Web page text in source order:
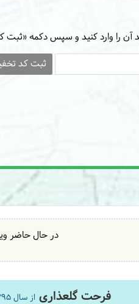
آن را وارد کنید و سپس دکمه «ثبت
ثبت کد
در حال حاضر
فرحت گلعذاری از سال 1395 تا به حال 187 بار با دالاهو سفر کرده است.